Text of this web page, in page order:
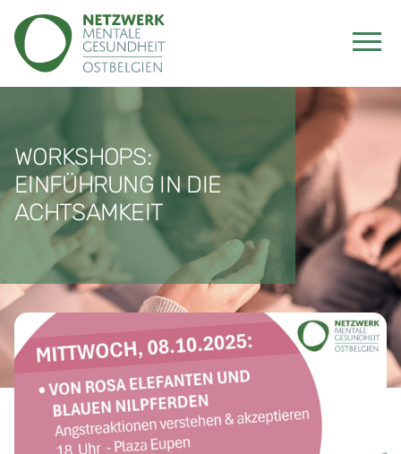
WORKSHOPS:
EINFÜHRUNG IN DIE
ACHTSAMKEIT